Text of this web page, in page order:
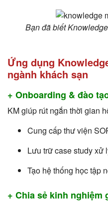
Bạn đã biết
Ứng dụng
ngành khách sạn
+ Onboarding & đào
KM giúp rút ngắn thời gian
Cung cấp thư viện
Lưu trữ case study xử
Tạo hệ thống học tập
+ Chia sẻ kinh nghiệm